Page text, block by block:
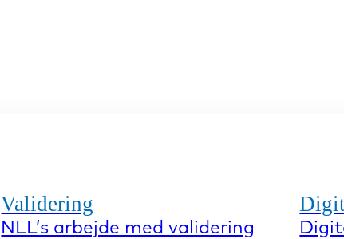
Validering
NLL’s arbejde med validering